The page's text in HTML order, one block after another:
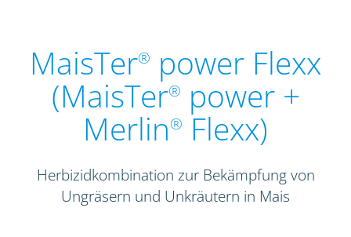
MaisTer® power Flexx
(MaisTer® power +
Merlin® Flexx)
Herbizidkombination zur Bekämpfung von
Ungräsern und Unkräutern in Mais